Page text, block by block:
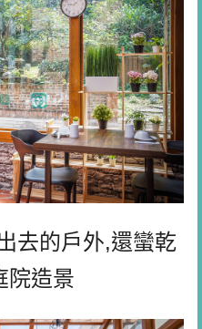
去的戶外,還蠻乾
院造景